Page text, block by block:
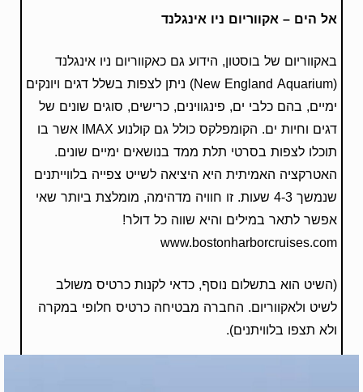
אל הים – אקווריום ניו אינגלנד
באקווריום של בוסטון, הידוע גם כאקווריום ניו אינגלנד
(New England Aquarium) ניתן לצפות בשלל דגים ויונקים
ימיים, בהם כלבי ים, פינגווינים, כרישים, סוגים שונים של
דגים וחיות ים. הקומפלקס כולל גם קולנוע IMAX אשר בו
תוכלו לצפות בסרטי תלת ממד בנושאים ימיים שונים.
האטרקציה האמיתית היא היציאה לשייט צפייה בלווייתנים
שנמשך 4-3 שעות. זו חוויה מדהימה, מומלצת ביותר שאי
אפשר לתאר במילים והיא שווה כל דולר!
www.bostonharborcruises.com
(השיט הוא בתשלום נוסף, כדאי לקנות כרטיס משולב
לשיט ולאקווריום. החברה מבטיחה כרטיס חלופי במקרה
ולא תצפו בלוויתנים).